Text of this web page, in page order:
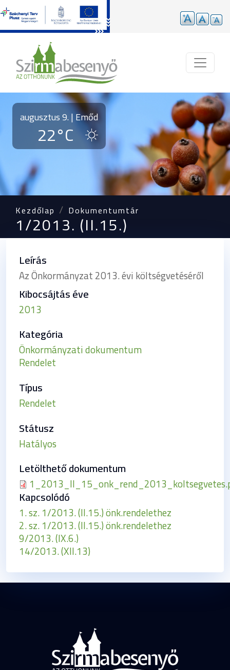
augusztus 9. | Emőd
22°C
Kezdőlap Dokumentumtár
1/2013. (II.15.)
Leírás
Az Önkormányzat 2013. évi költségvetéséről
Kibocsájtás éve
2013
Kategória
Önkormányzati dokumentum
Rendelet
Típus
Rendelet
Státusz
Hatályos
Letölthető dokumentum
Kapcsolódó
1. sz. 1/2013. (II.15.) önk.rendelethez
2. sz. 1/2013. (II.15.) önk.rendelethez
9/2013. (IX.6.)
14/2013. (XII.13)